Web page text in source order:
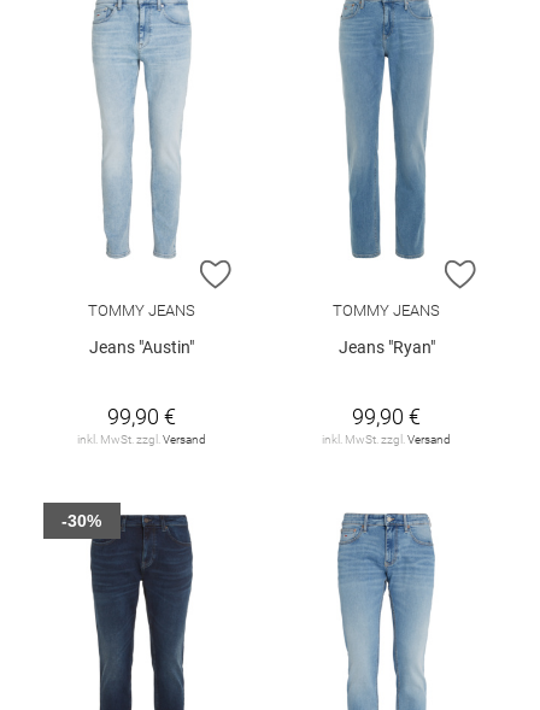
ZUR WUNSCHLISTE HINZUFÜGEN
TOMMY JEANS
Jeans "Austin"
99,90 €
inkl. MwSt. zzgl.Versand
ZUR
TOMMY JEANS
Jeans "Ryan"
99,90 €
inkl. MwSt. zzgl.Versand
-30%